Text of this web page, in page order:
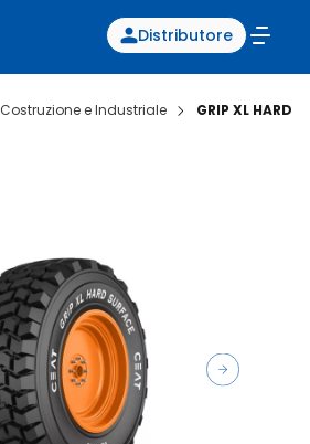
Distributore
Costruzione e Industriale
GRIP XL HARD